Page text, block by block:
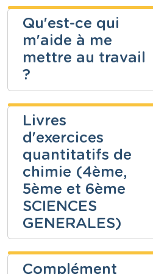
Qu'est-ce qui
m'aide à me
mettre au travail
?
Gilles Déom
Niveau
Secondaire
Cours
Ressources transversales
Année
7 années
Tags
apprentissage, cadre de travail,
étudier, travail
Livres
d'exercices
quantitatifs de
chimie (4ème,
5ème et 6ème
SCIENCES
GENERALES)
CEDRIC
Complément